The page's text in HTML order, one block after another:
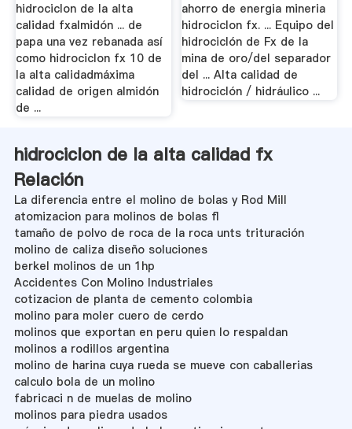
hidrociclon de la alta
calidad fxalmidón ... de
papa una vez rebanada así
como hidrociclon fx 10 de
la alta calidadmáxima
calidad de origen almidón
de ...
ahorro de energia mineria
hidrociclon fx. ... Equipo del
hidrociclón de Fx de la
mina de oro/del separador
del ... Alta calidad de
hidrociclón / hidráulico ...
hidrociclon de la alta calidad fx
Relación
La diferencia entre el molino de bolas y Rod Mill
atomizacion para molinos de bolas fl
tamaño de polvo de roca de la roca unts trituración
molino de caliza diseño soluciones
berkel molinos de un 1hp
Accidentes Con Molino Industriales
cotizacion de planta de cemento colombia
molino para moler cuero de cerdo
molinos que exportan en peru quien lo respaldan
molinos a rodillos argentina
molino de harina cuya rueda se mueve con caballerias
calculo bola de un molino
fabricaci n de muelas de molino
molinos para piedra usados